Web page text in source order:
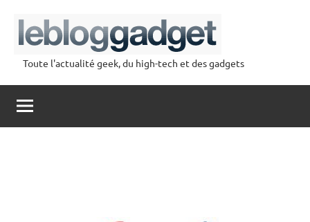
contenu
lebloggadget
Toute l'actualité geek, du high-tech et des gadgets